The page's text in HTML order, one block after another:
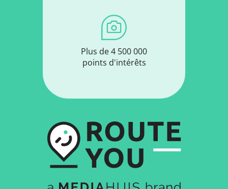
Plus de 4 500 000
points d'intérêts